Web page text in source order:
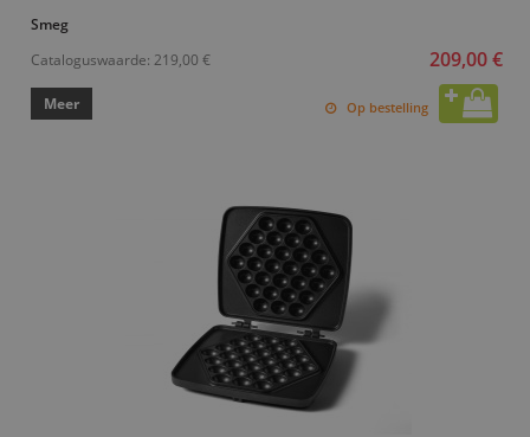
Smeg
Cataloguswaarde: 219,00 € 209,00 €
Meer Op bestelling